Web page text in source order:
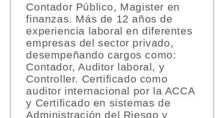
Contador Público, Magister en
finanzas. Más de 12 años de
experiencia laboral en diferentes
empresas del sector privado,
desempeñando cargos como:
Contador, Auditor laboral, y
Controller. Certificado como
auditor internacional por la ACCA
y Certificado en sistemas de
Administración del Riesgo y